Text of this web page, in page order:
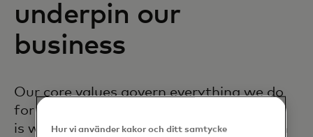
underpin our
business
Our core values govern everything we do
for our cardholders and partners. Europe
is where we are able to deliver innovation
Hur vi använder kakor och ditt samtycke